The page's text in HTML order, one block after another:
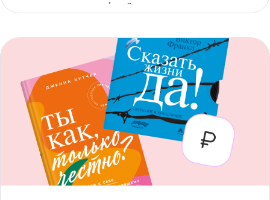
с доступом офлайн